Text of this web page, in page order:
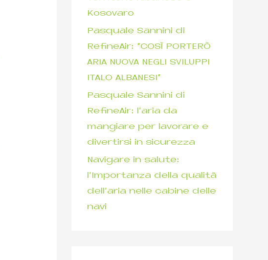
Kosovaro
Pasquale Sannini di
RefineAir: “COSÌ PORTERÒ
ARIA NUOVA NEGLI SVILUPPI
ITALO ALBANESI”
Pasquale Sannini di
RefineAir: l’aria da
mangiare per lavorare e
divertirsi in sicurezza
Navigare in salute:
l’Importanza della qualità
dell’aria nelle cabine delle
navi